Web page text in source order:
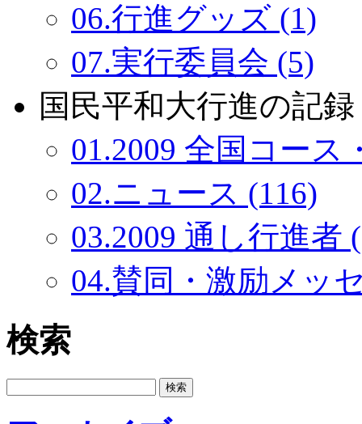
06.行進グッズ (1)
07.実行委員会 (5)
国民平和大行進の記録
01.2009 全国コース
02.ニュース (116)
03.2009 通し行進者
04.賛同・激励メッ
検索